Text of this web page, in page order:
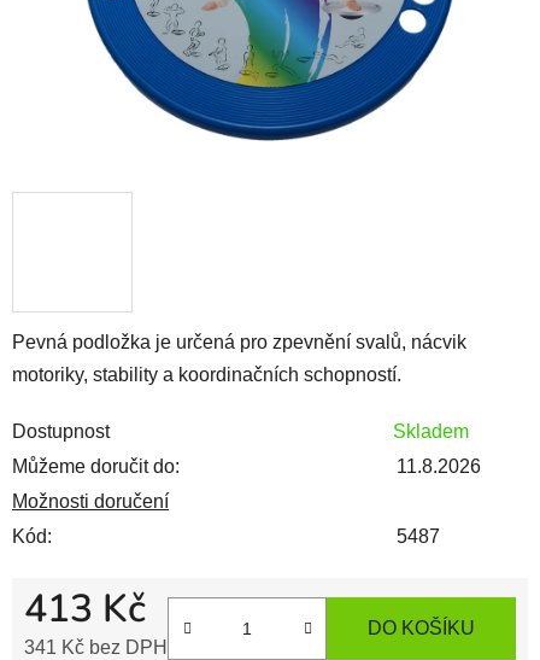
Pevná podložka je určená pro zpevnění svalů, nácvik
motoriky, stability a koordinačních schopností.
Dostupnost
Skladem
Můžeme doručit do:
11.8.2026
Možnosti doručení
Kód:
5487
413 Kč
341 Kč bez DPH
DO KOŠÍKU